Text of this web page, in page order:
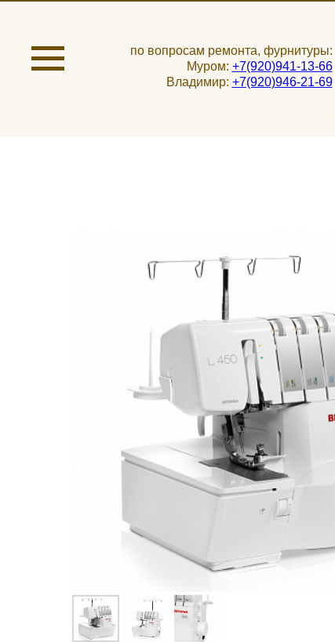
по вопросам ремонта, фурнитуры:
Муром: +7(920)941-13-66
Владимир: +7(920)946-21-69